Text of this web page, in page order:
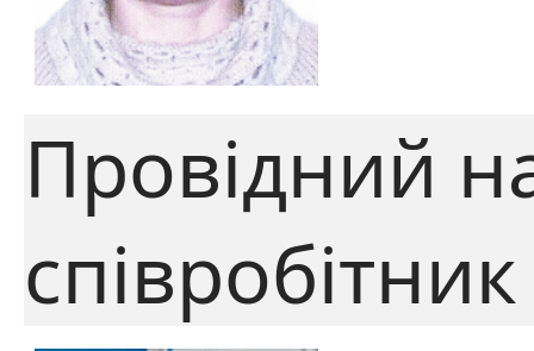
Провідний
співробітник